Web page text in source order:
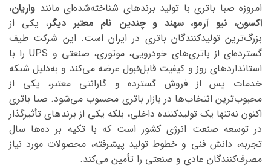
امروزه صبا باتری با تولید برندهای شناخته‌شده‌ای مانند واریان،
اکسون، نیو آرمو، سهند و چندین نام معتبر دیگر، یکی از
بزرگ‌ترین تولیدکنندگان باتری در ایران است. این شرکت طیف
گسترده‌ای از باتری‌های خودرویی، موتوری، صنعتی و UPS را با
استانداردهای روز و کیفیت قابل‌قبول عرضه می‌کند و به‌دلیل شبکه
خدمات پس از فروش گسترده و گارانتی معتبر، یکی از
محبوب‌ترین انتخاب‌ها در بازار باتری محسوب می‌شود. صبا باتری
اکنون نه‌تنها یک تولیدکننده داخلی، بلکه یکی از برندهای تأثیرگذار
در توسعه صنعت انرژی کشور است که با تکیه بر ده‌ها سال
تجربه، دانش فنی و خطوط تولید پیشرفته، محصولات مورد نیاز
مصرف‌کنندگان عادی و صنعتی را تأمین می‌کند.